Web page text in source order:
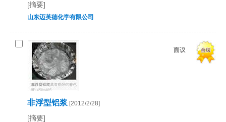
[摘要]
山东迈英德化学有限公司
非浮型铝浆 [2012/2/28]
[摘要]
面议